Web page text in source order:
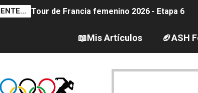
Tour de Francia femenino 2026 - Etapa 6
Women's Pro Baseball League 2026
Campeonato de Europa en aguas abiertas
Campeonato de Europa de pentatlón
📖Mis Artículos 🏈ASH